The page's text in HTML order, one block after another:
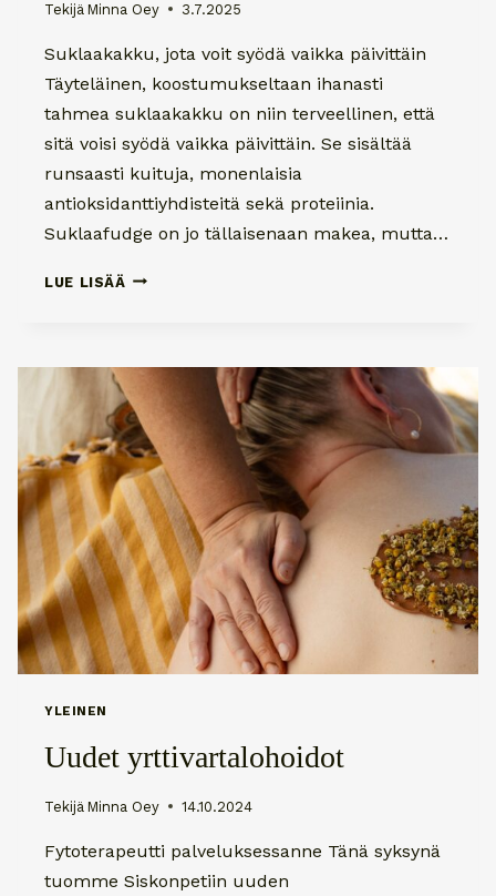
Tekijä Minna Oey 3.7.2025
Suklaakakku, jota voit syödä vaikka päivittäin
Täyteläinen, koostumukseltaan ihanasti
tahmea suklaakakku on niin terveellinen, että
sitä voisi syödä vaikka päivittäin. Se sisältää
runsaasti kuituja, monenlaisia
antioksidanttiyhdisteitä sekä proteiinia.
Suklaafudge on jo tällaisenaan makea, mutta…
LUE LISÄÄ SUKLAAKAKKU
YLEINEN
Uudet yrttivartalohoidot
Tekijä Minna Oey 14.10.2024
Fytoterapeutti palveluksessanne Tänä syksynä
tuomme Siskonpetiin uuden